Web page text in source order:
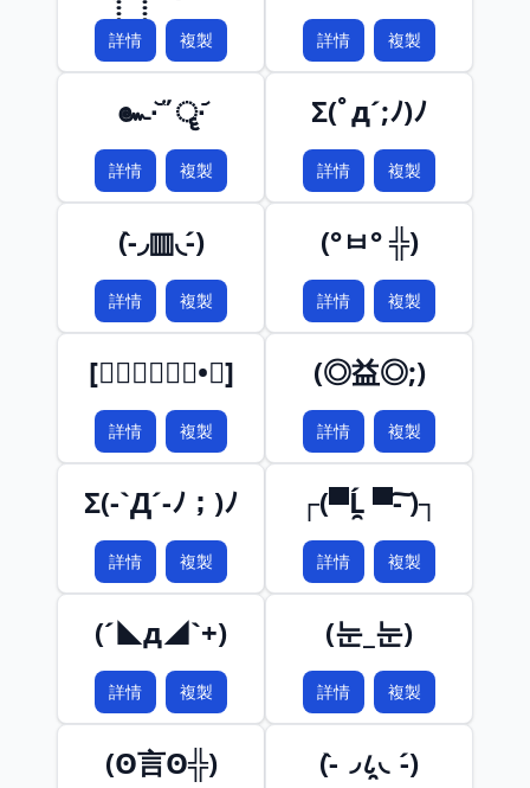
詳情 複製 詳情 複製
๛∙᷅῞ॄ∙᷄
詳情 複製
Σ(ﾟд´;ﾉ)ﾉ
詳情 複製
(-̀◞▥◟-́)
詳情 複製
(°ㅂ° ╬)
詳情 複製
[⑇⨀ེ⌓⨀ེ•⑇]
詳情 複製
(◎益◎;)
詳情 複製
Σ(-`Д´-ﾉ；)ﾉ
詳情 複製
┌(▀Ĺ̯ ▀-͠ )┐
詳情 複製
(´◣д◢`+)
詳情 複製
(눈_눈)
詳情 複製
(ʘ言ʘ╬) (-̀◞८̯◟-́)